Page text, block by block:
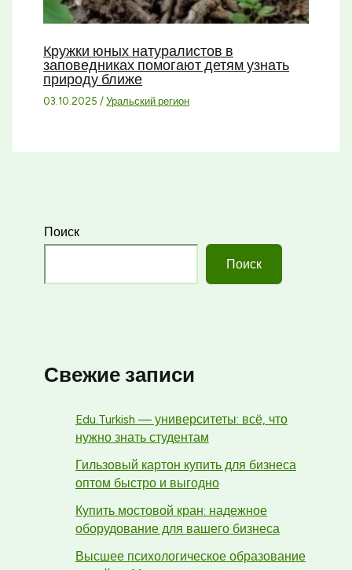
Кружки юных натуралистов в
заповедниках помогают детям узнать
природу ближе
03.10.2025 /Уральский регион
Поиск
Поиск
Свежие записи
Edu.Turkish — университеты: всё, что
нужно знать студентам
Гильзовый картон купить для бизнеса
оптом быстро и выгодно
Купить мостовой кран: надежное
оборудование для вашего бизнеса
Высшее психологическое образование